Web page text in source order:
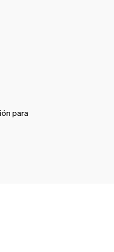
para